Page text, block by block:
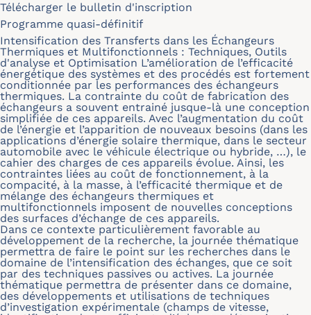
Télécharger le bulletin d'inscription
Programme quasi-définitif
Intensification des Transferts dans les Échangeurs
Thermiques et Multifonctionnels : Techniques, Outils
d'analyse et Optimisation L’amélioration de l’efficacité
énergétique des systèmes et des procédés est fortement
conditionnée par les performances des échangeurs
thermiques. La contrainte du coût de fabrication des
échangeurs a souvent entrainé jusque-là une conception
simplifiée de ces appareils. Avec l’augmentation du coût
de l’énergie et l’apparition de nouveaux besoins (dans les
applications d’énergie solaire thermique, dans le secteur
automobile avec le véhicule électrique ou hybride, …), le
cahier des charges de ces appareils évolue. Ainsi, les
contraintes liées au coût de fonctionnement, à la
compacité, à la masse, à l’efficacité thermique et de
mélange des échangeurs thermiques et
multifonctionnels imposent de nouvelles conceptions
des surfaces d’échange de ces appareils.
Dans ce contexte particulièrement favorable au
développement de la recherche, la journée thématique
permettra de faire le point sur les recherches dans le
domaine de l’intensification des échanges, que ce soit
par des techniques passives ou actives. La journée
thématique permettra de présenter dans ce domaine,
des développements et utilisations de techniques
d’investigation expérimentale (champs de vitesse,